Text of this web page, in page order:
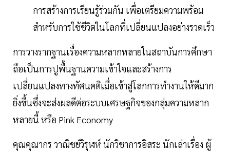
การสร้างการเรียนรู้ร่วมกัน เพื่อเตรียมความพร้อม
สำหรับการใช้ชีวิตในโลกที่เปลี่ยนแปลงอย่างรวดเร็ว
การวางรากฐานเรื่องความหลากหลายในสถาบันการศึกษา
ถือเป็นการปูพื้นฐานความเข้าใจและสร้างการ
เปลี่ยนแปลงทางทัศนคติเมื่อเข้าสู่โลกการทำงานให้ดีมาก
ยิ่งขึ้นซึ่งจะส่งผลดีต่อระบบเศรษฐกิจของกลุ่มความหลาก
หลายนี้ หรือ Pink Economy
คุณคุณากร วาณิชย์วิรุฬห์ นักวิชาการอิสระ นักเล่าเรื่อง ผู้